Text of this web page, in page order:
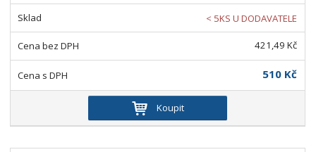
< 5KS U DODAVATELE
421,49 Kč
510 Kč
Koupit